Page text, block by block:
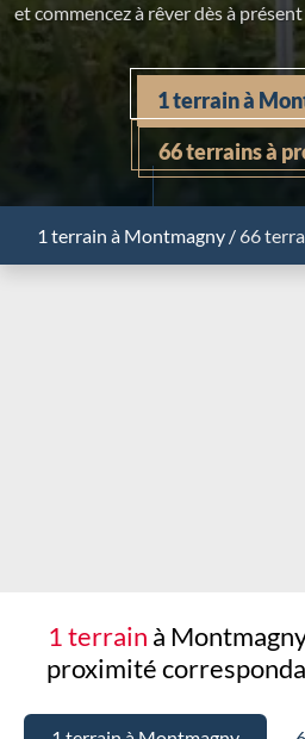
et commencez à rêver dès à
1 terrain à
66 terrains à
1 terrain à Montmagny / 66
1 terrain à
proximité